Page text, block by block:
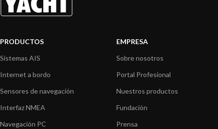
PRODUCTOS
Sistemas AIS
Internet a bordo
Sensores de navegación
Interfaz NMEA
Navegación PC
EMPRESA
Sobre nosotros
Portal Profesional
Nuestros productos
Fundación
Prensa